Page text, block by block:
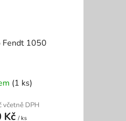
Fendt 1050
(1 ks)
včetně DPH
Kč/ ks